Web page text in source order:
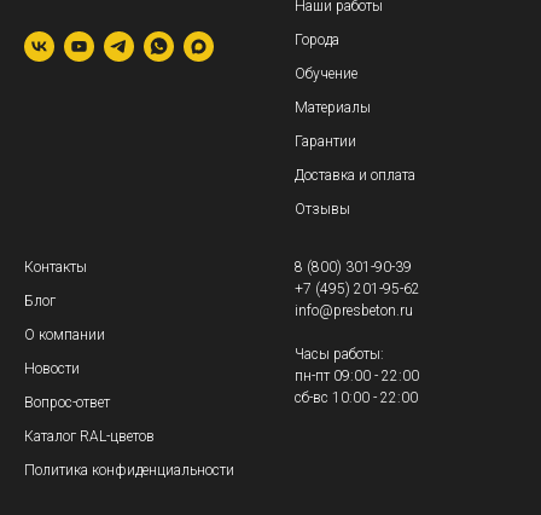
Наши работы
Города
Обучение
Материалы
Гарантии
Доставка и оплата
Отзывы
Контакты
Блог
О компании
Новости
Вопрос-ответ
Каталог RAL-цветов
Политика конфиденциальности
8 (800) 301-90-39
+7 (495) 201-95-62
info@presbeton.ru
Часы работы:
пн-пт 09:00 - 22:00
сб-вс 10:00 - 22:00